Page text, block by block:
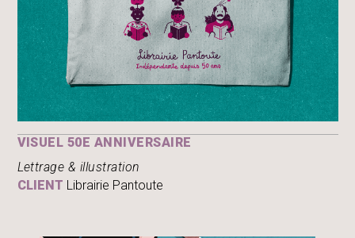
VISUEL 50E ANNIVERSAIRE
Lettrage & illustration
CLIENT Librairie Pantoute